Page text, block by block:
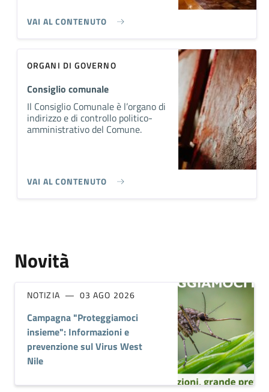
VAI AL CONTENUTO
ORGANI DI GOVERNO
Consiglio comunale
Il Consiglio Comunale è l’organo di
indirizzo e di controllo politico-
amministrativo del Comune.
VAI AL CONTENUTO
Novità
NOTIZIA 03 AGO 2026
Campagna "Proteggiamoci
insieme": Informazioni e
prevenzione sul Virus West
Nile